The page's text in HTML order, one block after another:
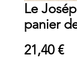
Le
panier
21,40 €Prix